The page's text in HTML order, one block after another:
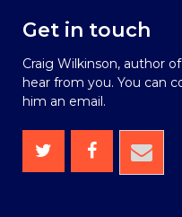
Get in touch
Craig Wilkinson, author
hear from you. You can
him an email.